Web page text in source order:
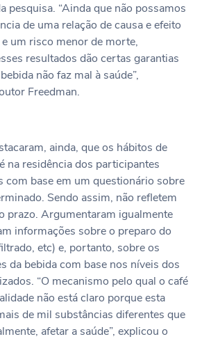
pesquisa. “Ainda que não possamos
de uma relação de causa e efeito
um risco menor de morte,
resultados dão certas garantias
não faz mal à saúde”,
Freedman.
ainda, que os hábitos de
na residência dos participantes
com base em um questionário sobre
Sendo assim, não refletem
prazo. Argumentaram igualmente
informações sobre o preparo do
etc) e, portanto, sobre os
da bebida com base nos níveis dos
“O mecanismo pelo qual o café
não está claro porque esta
de mil substâncias diferentes que
afetar a saúde”, explicou o